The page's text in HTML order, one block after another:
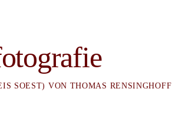
SOEST) VON THOMAS RENSINGHOFF